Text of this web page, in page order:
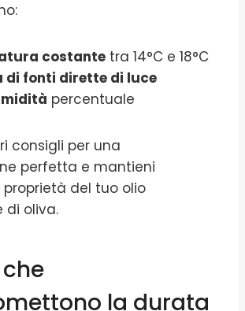
costante tra 14°C e 18°C
di fonti dirette di luce
percentuale
consigli per una
perfetta e mantieni
del tuo olio
di oliva.
la durata